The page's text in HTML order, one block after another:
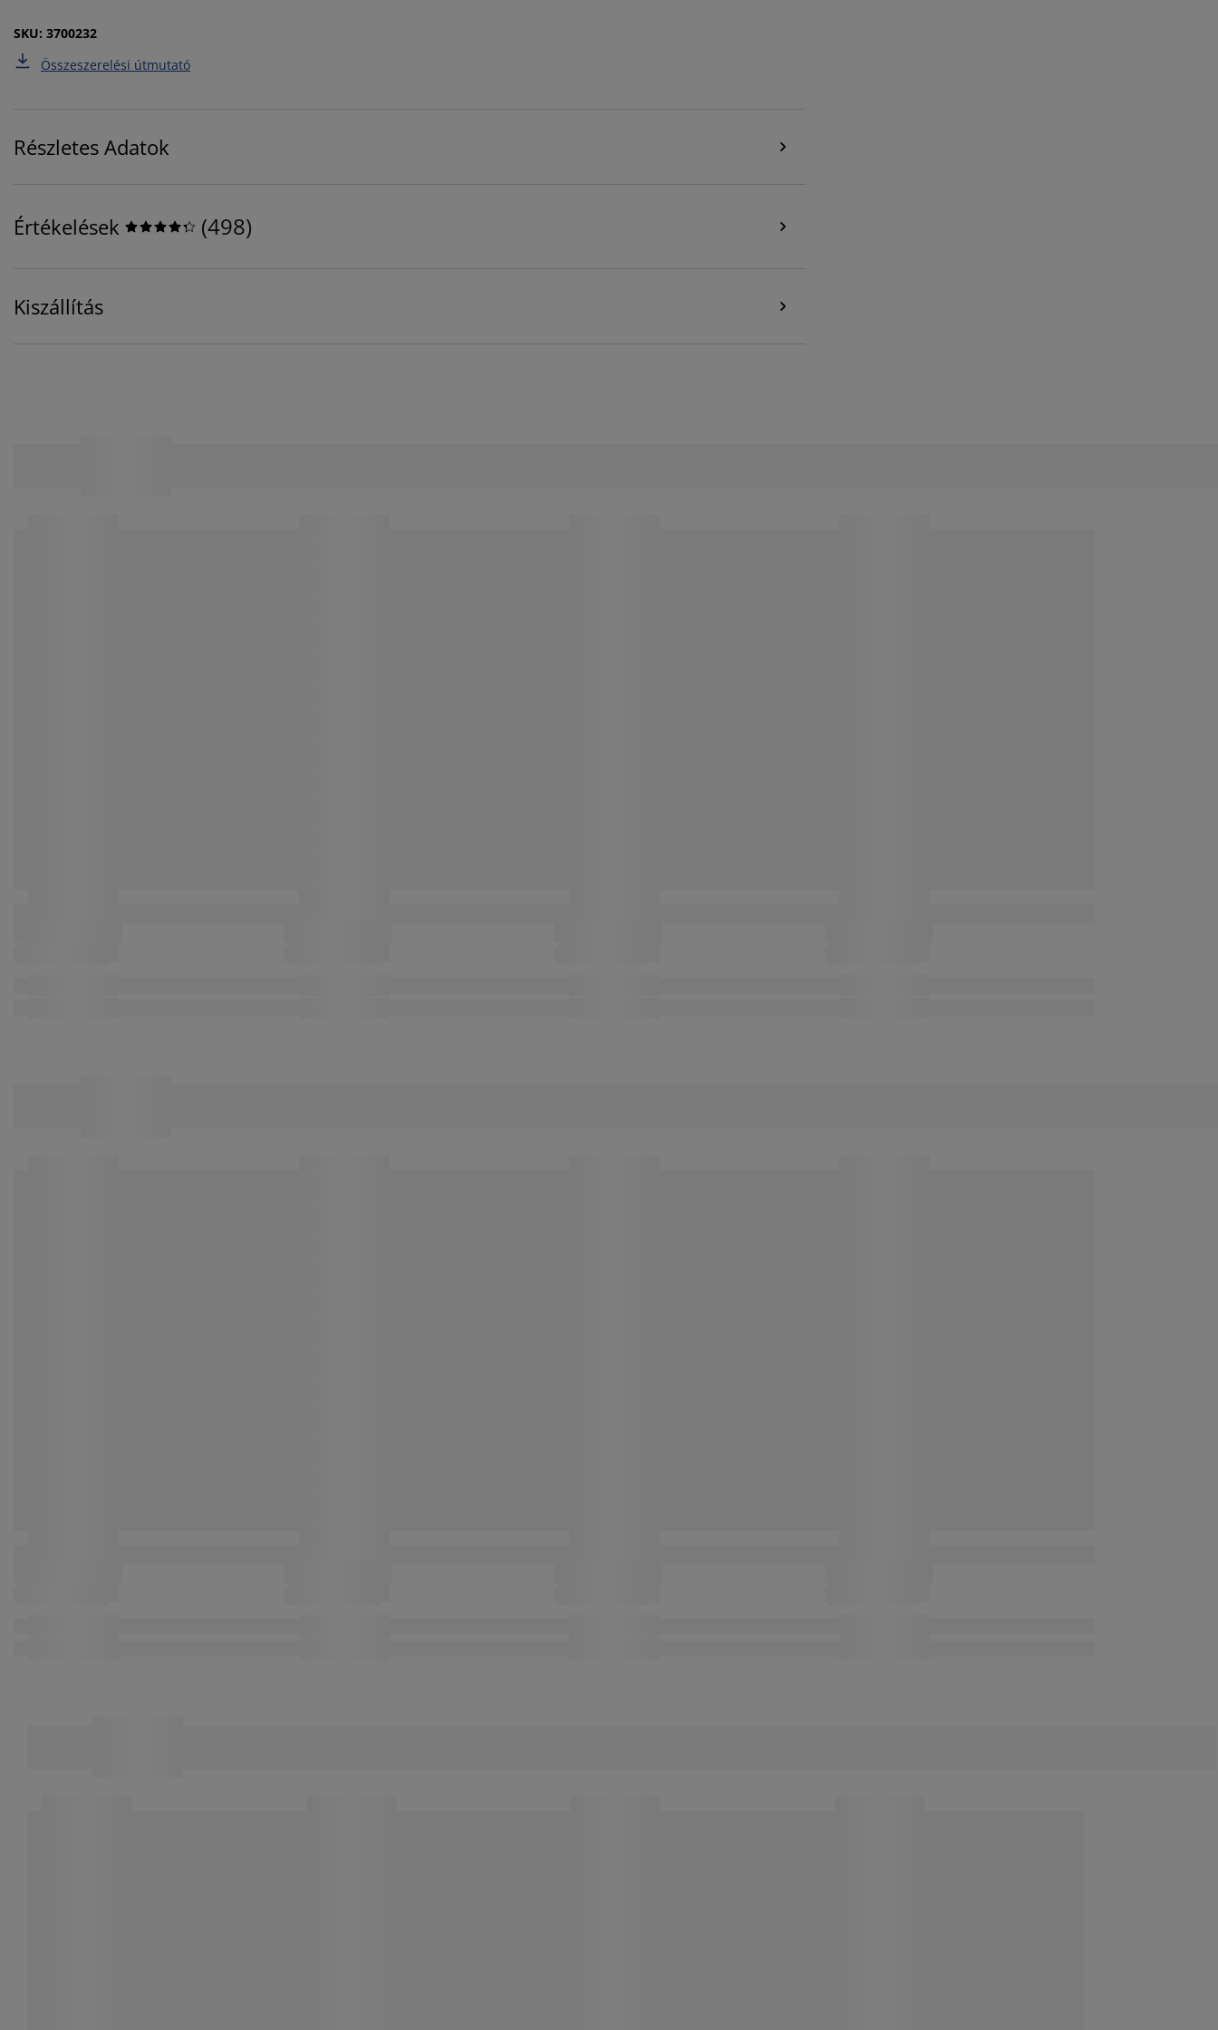
SKU: 3700232
Összeszerelési útmutató
Részletes Adatok
Értékelések (498)
Kiszállítás